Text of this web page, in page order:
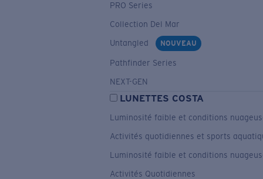
PRO Series
Collection Del Mar
Untangled
NOUVEAU
Pathfinder Series
NEXT-GEN
LUNETTES COSTA
Luminosité faible et conditions
Activités quotidiennes et sports
Luminosité faible et conditions
Activités Quotidiennes